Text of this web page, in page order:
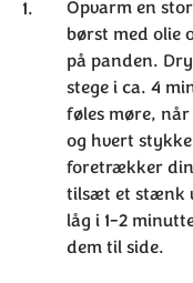
Opvarm en
børst med olie
på panden.
stege i ca. 4
føles møre,
og hvert
foretrækker
tilsæt et stænk
låg i 1-2
dem til side.